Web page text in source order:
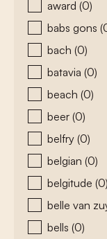
award (0)
babs gons
bach (0)
batavia (0)
beach (0)
beer (0)
belfry (0)
belgian (0)
belgitude (0)
belle van
bells (0)